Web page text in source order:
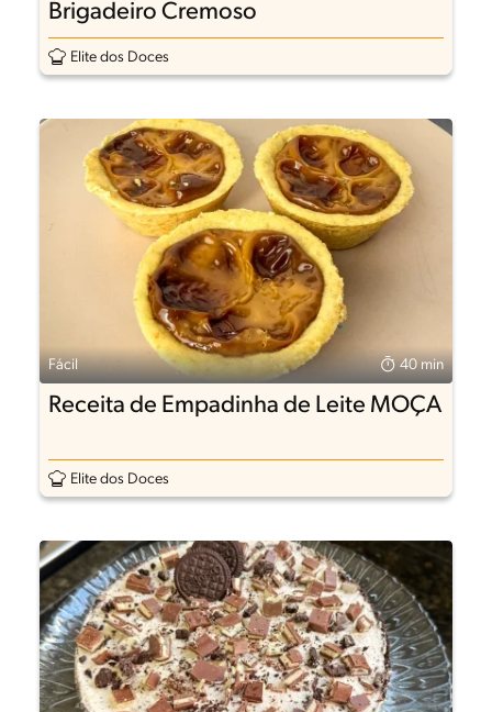
Brigadeiro Cremoso
Elite dos Doces
Fácil 40 min
Receita de Empadinha de Leite MOÇA
Elite dos Doces